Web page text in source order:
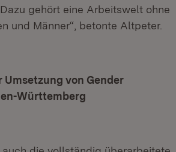
gehört eine Arbeitswelt ohne
und Männer“, betonte Altpeter.
von Gender
Württemberg